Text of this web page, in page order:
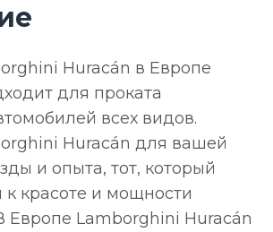
Huracán в Европе
для проката
всех видов.
Huracán для вашей
и опыта, тот, который
к красоте и мощности
Европе Lamborghini Huracán